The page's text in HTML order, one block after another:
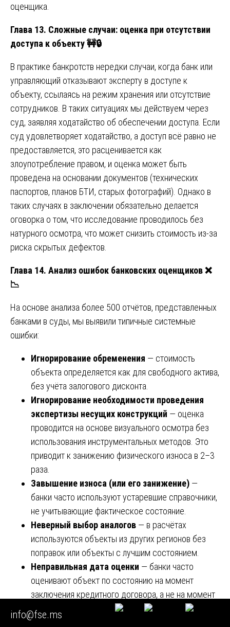
оценщика.
Глава 13. Сложные случаи: оценка при отсутствии
доступа к объекту🚧🔒
В практике банкротств нередки случаи, когда банк или
управляющий отказывают эксперту в доступе к
объекту, ссылаясь на режим хранения или отсутствие
сотрудников. В таких ситуациях мы действуем через
суд, заявляя ходатайство об обеспечении доступа. Если
суд удовлетворяет ходатайство, а доступ всё равно не
предоставляется, это расценивается как
злоупотребление правом, и оценка может быть
проведена на основании документов (технических
паспортов, планов БТИ, старых фотографий). Однако в
таких случаях в заключении обязательно делается
оговорка о том, что исследование проводилось без
натурного осмотра, что может снизить стоимость из-за
риска скрытых дефектов.
Глава 14. Анализ ошибок банковских оценщиков❌
📉
На основе анализа более 500 отчётов, представленных
банками в суды, мы выявили типичные системные
ошибки:
Игнорирование обременения — стоимость
объекта определяется как для свободного актива,
без учёта залогового дисконта.
Игнорирование необходимости проведения
экспертизы несущих конструкций — оценка
проводится на основе визуального осмотра без
использования инструментальных методов. Это
приводит к занижению физического износа в 2–3
раза.
Завышение износа (или его занижение) —
банки часто используют устаревшие справочники,
не учитывающие фактическое состояние.
Неверный выбор аналогов — в расчётах
используются объекты из других регионов без
поправок или объекты с лучшим состоянием.
Неправильная дата оценки — банки часто
оценивают объект по состоянию на момент
заключения кредитного договора, а не на момент
введения процедуры банкротства.
info@fse.ms